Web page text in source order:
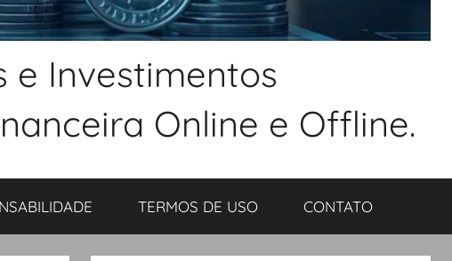
e Investimentos
Online e Offline.
TERMOS DE USO CONTATO